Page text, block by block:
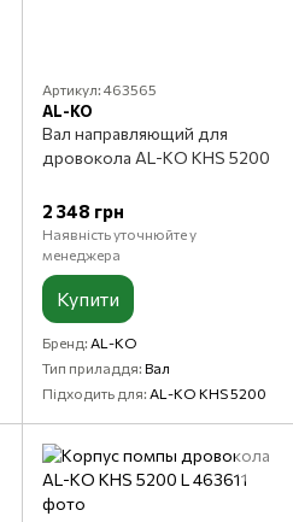
Артикул: 463565
AL-KO
Вал направляющий для
дровокола AL-KO KHS 5200
2 348 грн
Наявність уточнюйте у
менеджера
Купити
Бренд AL-KO
Тип приладдя Вал
Підходить для AL-KO KHS 5200